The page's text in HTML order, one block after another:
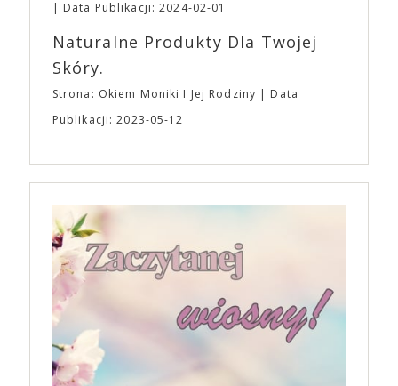
Data Publikacji: 2024-02-01
Naturalne Produkty Dla Twojej
Skóry.
Strona: Okiem Moniki I Jej Rodziny
Data
Publikacji: 2023-05-12